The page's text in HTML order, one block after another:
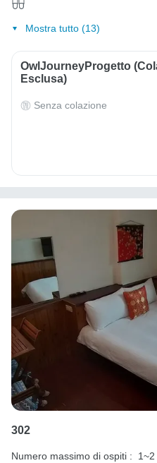
Mostra tutto (13)
OwlJourneyProgetto
Esclusa)
Senza colazione
302
Numero massimo di ospiti :